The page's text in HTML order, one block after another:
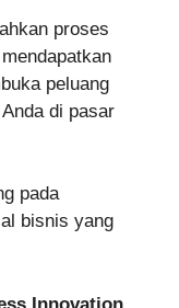
proses
peluang
di pasar
pada
bisnis yang